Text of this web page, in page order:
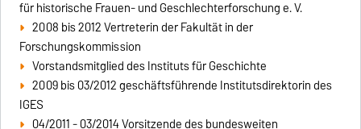
für historische Frauen- und Geschlechterforschung e. V.
2008 bis 2012 Vertreterin der Fakultät in der
Forschungskommission
Vorstandsmitglied des Instituts für Geschichte
2009 bis 03/2012 geschäftsführende Institutsdirektorin des
IGES
04/2011 - 03/2014 Vorsitzende des bundesweiten